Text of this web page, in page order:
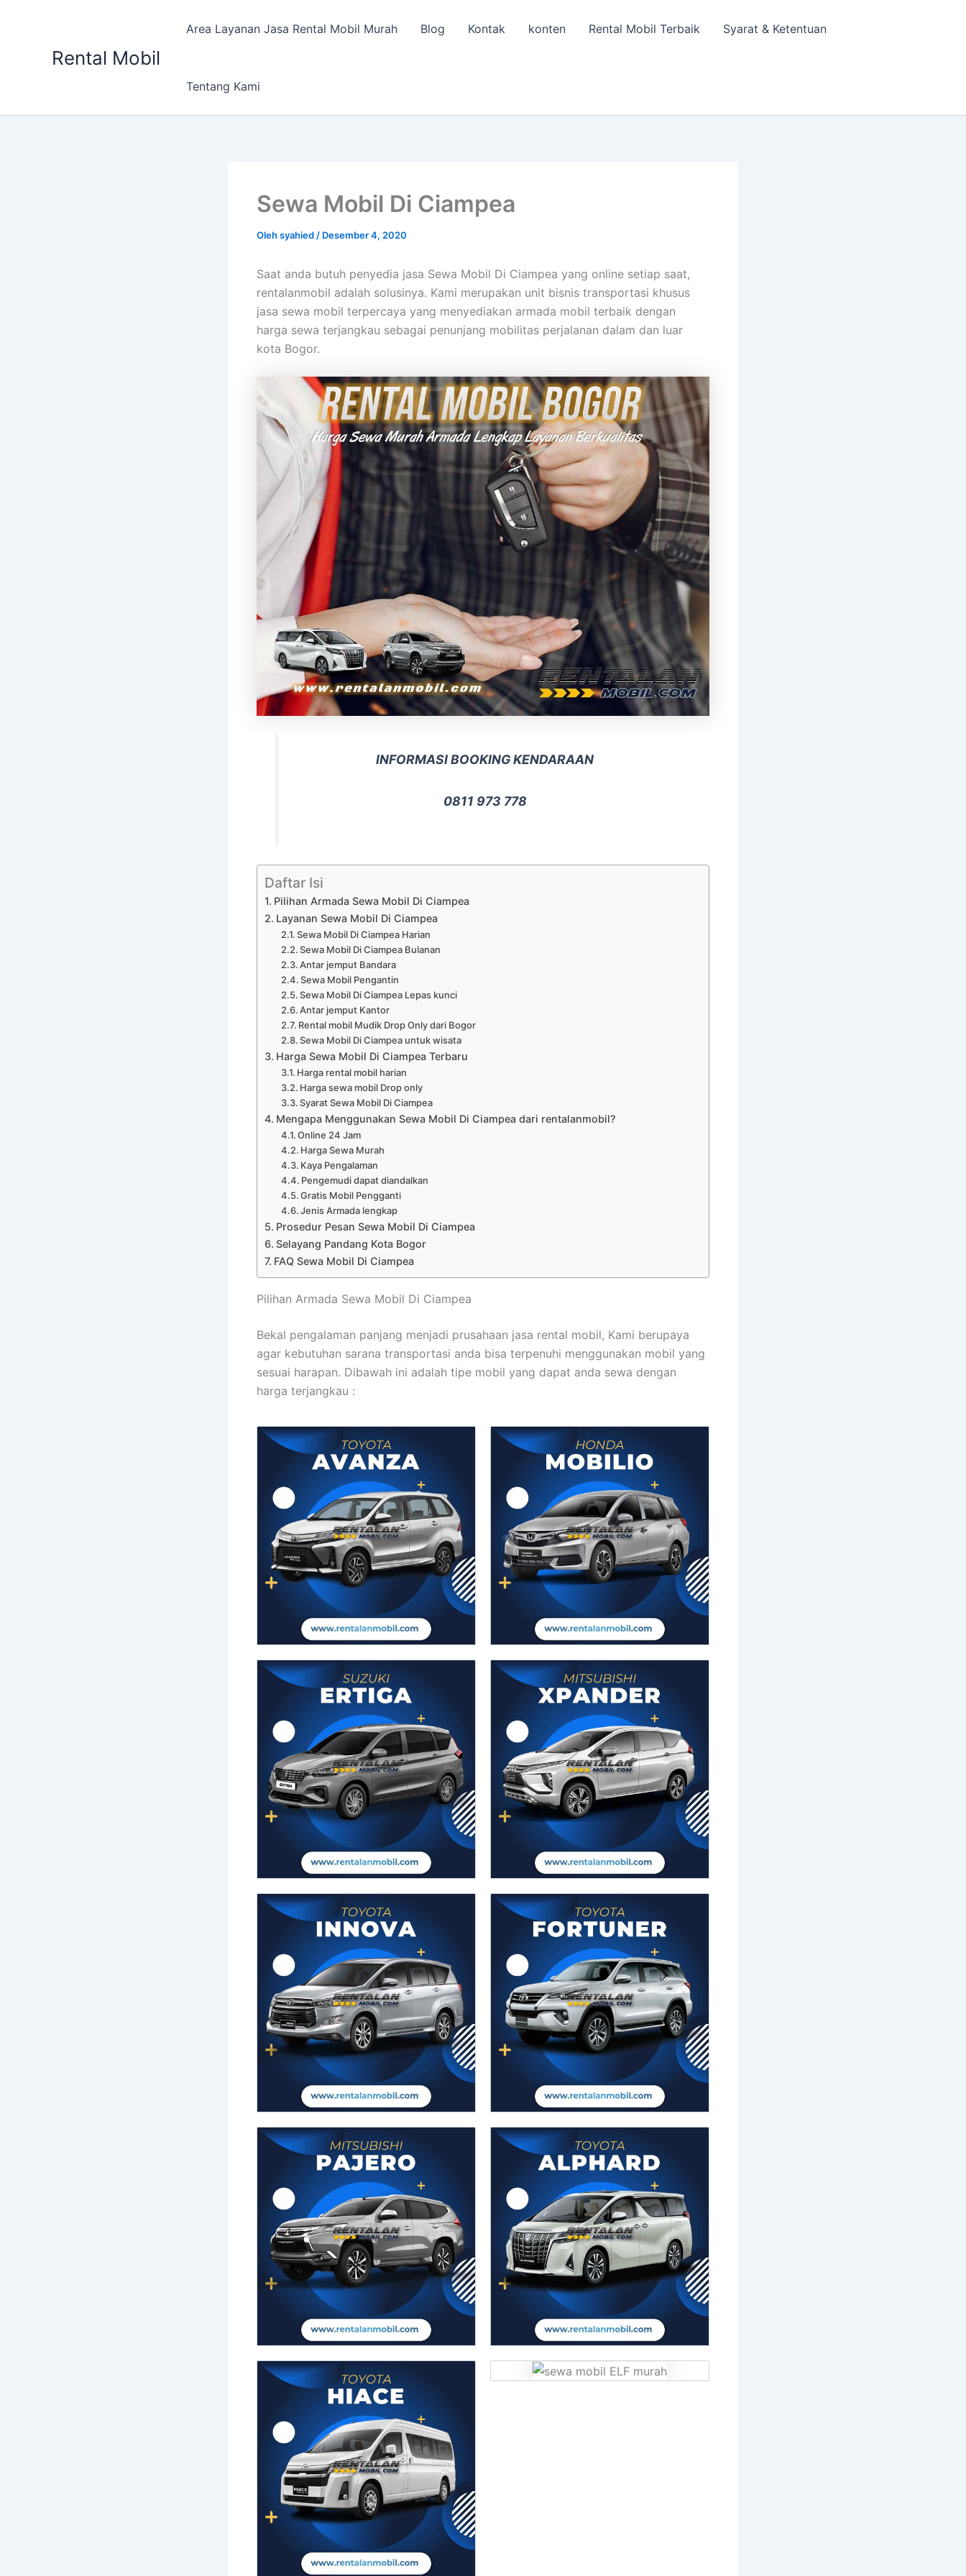
Rental Mobil
Area Layanan Jasa Rental Mobil Murah Blog Kontak konten Rental Mobil Terbaik Syarat & Ketentuan
Tentang Kami
Sewa Mobil Di Ciampea
Olehsyahied / Desember 4, 2020
Saat anda butuh penyedia jasa Sewa Mobil Di Ciampea yang online setiap saat,
rentalanmobil adalah solusinya. Kami merupakan unit bisnis transportasi khusus
jasa sewa mobil terpercaya yang menyediakan armada mobil terbaik dengan
harga sewa terjangkau sebagai penunjang mobilitas perjalanan dalam dan luar
kota Bogor.
INFORMASI BOOKING KENDARAAN
0811 973 778
Daftar Isi
Pilihan Armada Sewa Mobil Di Ciampea
Layanan Sewa Mobil Di Ciampea
Sewa Mobil Di Ciampea Harian
Sewa Mobil Di Ciampea Bulanan
Antar jemput Bandara
Sewa Mobil Pengantin
Sewa Mobil Di Ciampea Lepas kunci
Antar jemput Kantor
Rental mobil Mudik Drop Only dari Bogor
Sewa Mobil Di Ciampea untuk wisata
Harga Sewa Mobil Di Ciampea Terbaru
Harga rental mobil harian
Harga sewa mobil Drop only
Syarat Sewa Mobil Di Ciampea
Mengapa Menggunakan Sewa Mobil Di Ciampea dari rentalanmobil?
Online 24 Jam
Harga Sewa Murah
Kaya Pengalaman
Pengemudi dapat diandalkan
Gratis Mobil Pengganti
Jenis Armada lengkap
Prosedur Pesan Sewa Mobil Di Ciampea
Selayang Pandang Kota Bogor
FAQ Sewa Mobil Di Ciampea
Pilihan Armada Sewa Mobil Di Ciampea
Bekal pengalaman panjang menjadi prusahaan jasa rental mobil, Kami berupaya
agar kebutuhan sarana transportasi anda bisa terpenuhi menggunakan mobil yang
sesuai harapan. Dibawah ini adalah tipe mobil yang dapat anda sewa dengan
harga terjangkau :